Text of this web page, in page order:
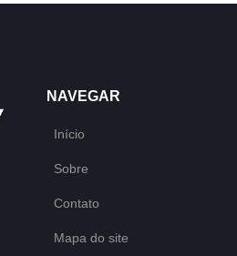
NAVEGAR
Início
Sobre
Contato
Mapa do site